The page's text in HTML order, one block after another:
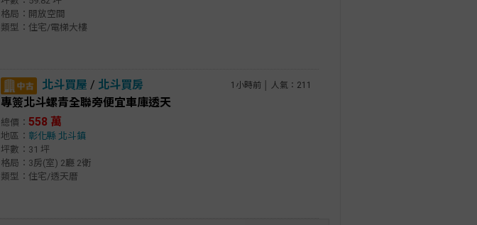
格局：開放空間
類型：住宅/電梯大樓
北斗買屋 / 北斗買房 1小時前 │ 人氣：211
專簽北斗螺青全聯旁便宜車庫透天
總價： 558 萬
地區： 彰化縣 北斗鎮
坪數：31 坪
格局：3房(室) 2廳 2衛
類型：住宅/透天厝